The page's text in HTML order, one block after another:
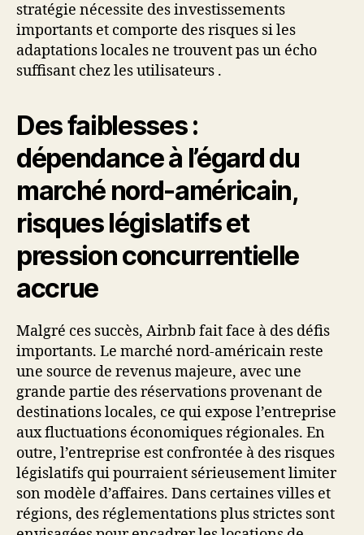
stratégie nécessite des investissements
importants et comporte des risques si les
adaptations locales ne trouvent pas un écho
suffisant chez les utilisateurs .
Des faiblesses :
dépendance à l’égard du
marché nord-américain,
risques législatifs et
pression concurrentielle
accrue
Malgré ces succès, Airbnb fait face à des défis
importants. Le marché nord-américain reste
une source de revenus majeure, avec une
grande partie des réservations provenant de
destinations locales, ce qui expose l’entreprise
aux fluctuations économiques régionales. En
outre, l’entreprise est confrontée à des risques
législatifs qui pourraient sérieusement limiter
son modèle d’affaires. Dans certaines villes et
régions, des réglementations plus strictes sont